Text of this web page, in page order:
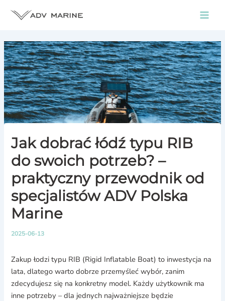
Jak dobrać łódź typu RIB
do swoich potrzeb? –
praktyczny przewodnik od
specjalistów ADV Polska
Marine
2025-06-13
Zakup łodzi typu RIB (Rigid Inflatable Boat) to inwestycja na
lata, dlatego warto dobrze przemyśleć wybór, zanim
zdecydujesz się na konkretny model. Każdy użytkownik ma
inne potrzeby – dla jednych najważniejsze będzie